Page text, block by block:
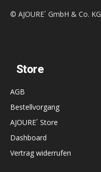
© AJOURE´ GmbH & Co. KG
Store
AGB
Bestellvorgang
AJOURE´ Store
Dashboard
Vertrag widerrufen